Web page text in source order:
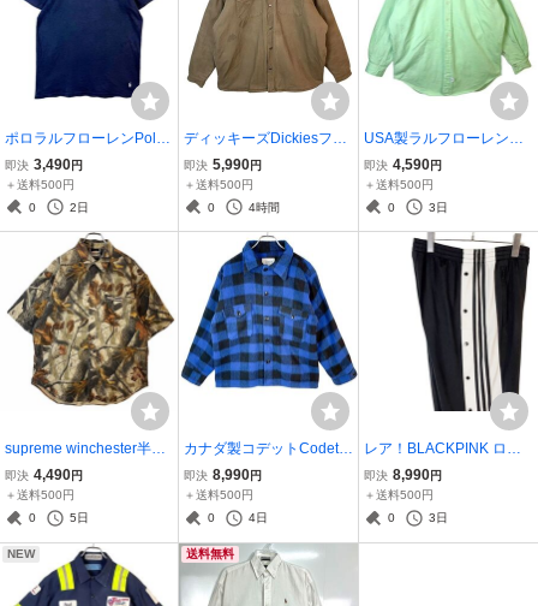
ポロラルフローレンPolo r
alph lauren半袖Tシャツポ
ニーロゴ刺繍ワンポイン
ト袖ロゴプリント紺ネイ
即決 3,490円
＋送料500円
0
2日
ディッキーズDickiesフェ
イクレイヤードダックジ
ャケットワークジャケッ
トフーディパーカー裏地
t to work50306
即決 5,990円
＋送料500円
0
4時間
USA製ラルフローレンRal
phLauren長袖ボタンダウ
ンシャツポニーロゴ刺繍
ワンポイント黄緑ライト
ヴィンテージ50305
即決 4,590円
＋送料500円
0
3日
supreme winchester半袖
カモフラージュシャツ総
柄シャツ胸ポケットrealtr
eeリアルツリー迷彩ハン
自然ブラウン41230
即決 4,490円
＋送料500円
0
5日
カナダ製コデットCodet長
袖チェックシャツシャツ
ジャケットヘビーフラン
ネルシャツゴツネルブロ
ーチェック青50402
即決 8,990円
＋送料500円
0
4日
レア！BLACKPINK ロゼ
ジェニ着用！TWICE モモ
着用！アディダスオリジ
ナルスAdidasoriginalsア
即決 8,990円
＋送料500円
0
3日
NEW 送料無料